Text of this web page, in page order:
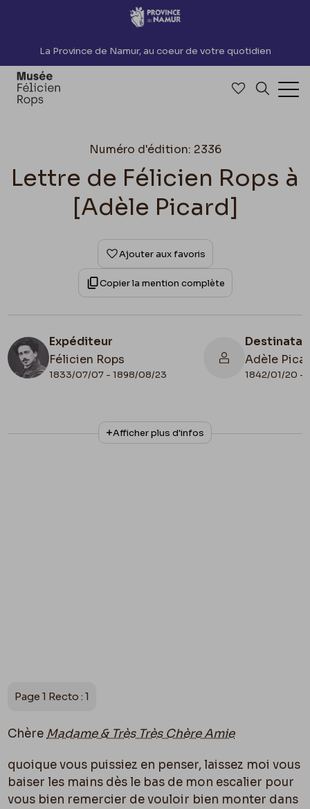
Accèder directement au contenu
La Province de Namur, au coeur de votre quotidien
Accéder à
Numéro d'édition: 2336
Lettre de Félicien Rops à
[Adèle Picard]
Ajouter aux favoris
Copier la mention complète
Expéditeur
Félicien Rops
1833/07/07 - 1898/08/23
Adèle
1842/01/20 -
N° d'inventaire
ML/00631/0073
Collationnage
Autographe
Afficher plus d'infos
Page 1 Recto : 1
Chère Madame & Très Très Chère Amie
quoique vous puissiez en penser, laissez moi vous
baiser les mains dès le bas de mon escalier pour
vous bien remercier de vouloir bien monter dans